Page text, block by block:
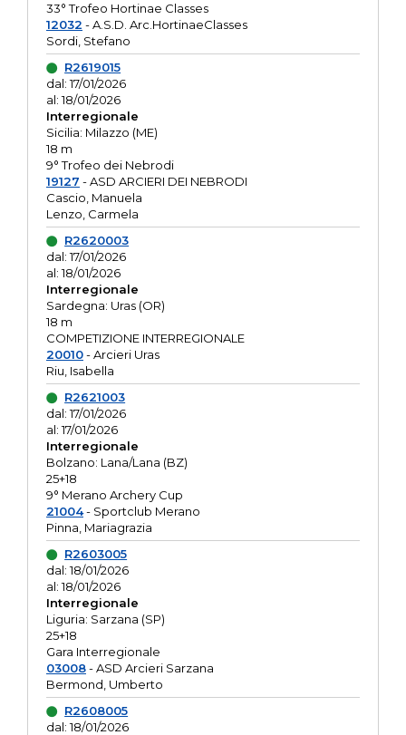
33° Trofeo Hortinae Classes
12032 - A.S.D. Arc.HortinaeClasses
Sordi, Stefano
R2619015
dal: 17/01/2026
al: 18/01/2026
Interregionale
Sicilia: Milazzo (ME)
18 m
9° Trofeo dei Nebrodi
19127 - ASD ARCIERI DEI NEBRODI
Cascio, Manuela
Lenzo, Carmela
R2620003
dal: 17/01/2026
al: 18/01/2026
Interregionale
Sardegna: Uras (OR)
18 m
COMPETIZIONE INTERREGIONALE
20010- Arcieri Uras
Riu, Isabella
R2621003
dal: 17/01/2026
al: 17/01/2026
Interregionale
Bolzano: Lana/Lana (BZ)
25+18
9° Merano Archery Cup
21004- Sportclub Merano
Pinna, Mariagrazia
R2603005
dal: 18/01/2026
al: 18/01/2026
Interregionale
Liguria: Sarzana (SP)
25+18
Gara Interregionale
03008- ASD Arcieri Sarzana
Bermond, Umberto
R2608005
dal: 18/01/2026